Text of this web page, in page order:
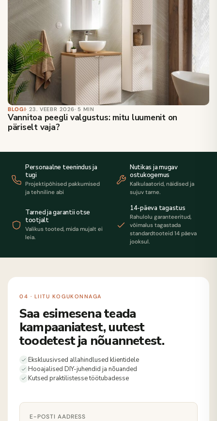
BLOGI· 23. VEEBR 2026· 5 MIN
Vannitoa peegli valgustus: mitu luumenit on
päriselt vaja?
Personaalne teenindus ja
tugi
Projektipõhised pakkumised
ja tehniline abi
Nutikas ja mugav
ostukogemus
Kalkulaatorid, näidised ja
sujuv tarne.
Tarned ja garantii otse
tootjalt
Valikus tooted, mida mujalt ei
leia.
14-päeva tagastus
Rahulolu garanteeritud,
võimalus tagastada
standardtooteid 14 päeva
jooksul.
04 · LIITU KOGUKONNAGA
Saa esimesena teada
kampaaniatest, uutest
toodetest ja nõuannetest.
Ekskluusivsed allahindlused klientidele
Hooajalised DIY-juhendid ja nõuanded
Kutsed praktilistesse töötubadesse
E-POSTI AADRESS